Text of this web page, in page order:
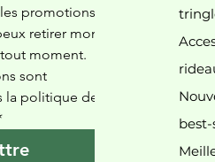
promotions
retirer mon
moment.
sont
la politique de